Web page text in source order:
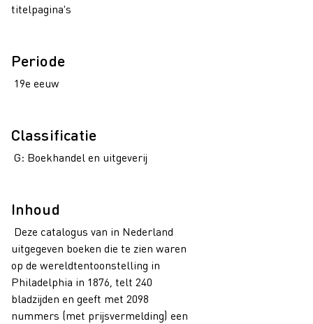
titelpagina's
Periode
19e eeuw
Classificatie
G: Boekhandel en uitgeverij
Inhoud
Deze catalogus van in Nederland
uitgegeven boeken die te zien waren
op de wereldtentoonstelling in
Philadelphia in 1876, telt 240
bladzijden en geeft met 2098
nummers (met prijsvermelding) een